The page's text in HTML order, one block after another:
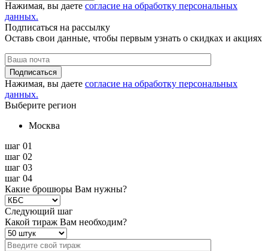
Нажимая, вы даете согласие на обработку персональных
данных.
Подписаться на рассылку
Оставь свои данные, чтобы первым узнать о скидках и акциях
Подписаться
Нажимая, вы даете согласие на обработку персональных
данных.
Выберите регион
Москва
шаг 01
шаг 02
шаг 03
шаг 04
Какие брошюры Вам нужны?
Следующий шаг
Какой тираж Вам необходим?